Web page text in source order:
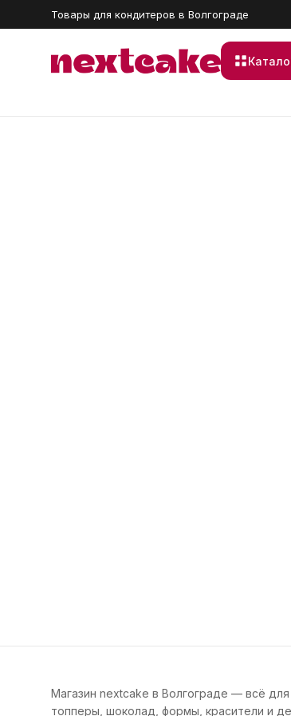
Товары для кондитеров в Волгограде
Магазин nextcake в Волгограде — всё
топперы, шоколад, формы, красители и